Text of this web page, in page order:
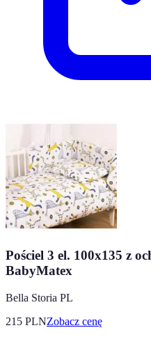
Pościel 3 el. 100x135 z
BabyMatex
Bella Storia PL
215 PLNZobacz cenę